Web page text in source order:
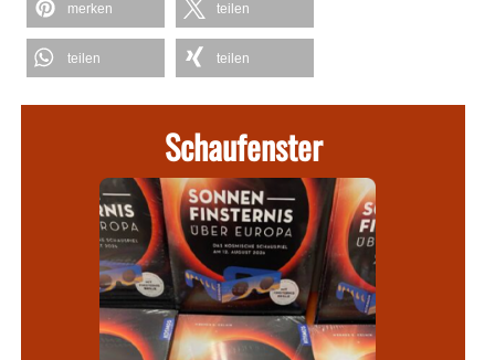
merken teilen
teilen teilen
Schaufenster